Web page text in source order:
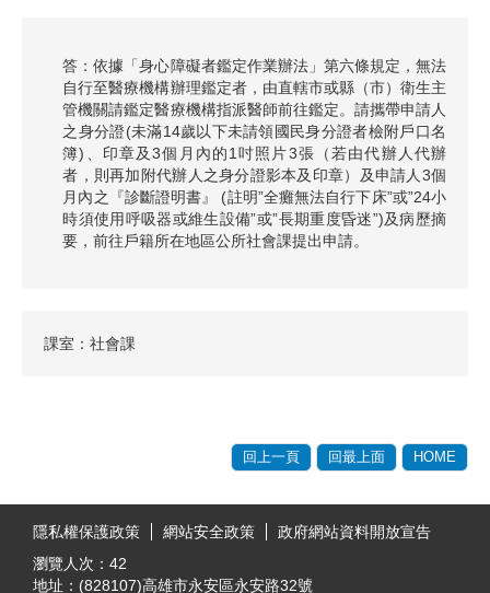
答：依據「身心障礙者鑑定作業辦法」第六條規定，無法
自行至醫療機構辦理鑑定者，由直轄市或縣（市）衛生主
管機關請鑑定醫療機構指派醫師前往鑑定。請攜帶申請人
之身分證(未滿14歲以下未請領國民身分證者檢附戶口名
簿)、印章及3個月內的1吋照片3張（若由代辦人代辦
者，則再加附代辦人之身分證影本及印章）及申請人3個
月內之『診斷證明書』 (註明”全癱無法自行下床”或”24小
時須使用呼吸器或維生設備”或”長期重度昏迷”)及病歷摘
要，前往戶籍所在地區公所社會課提出申請。
課室：社會課
回上一頁 回最上面 HOME
隱私權保護政策
網站安全政策
政府網站資料開放宣告
瀏覽人次： 42
地址：(828107)高雄市永安區永安路32號